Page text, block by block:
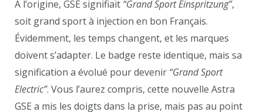
À l’origine, GSE signifiait “Grand Sport Einspritzung”,
soit grand sport à injection en bon Français.
Évidemment, les temps changent, et les marques
doivent s’adapter. Le badge reste identique, mais sa
signification a évolué pour devenir “Grand Sport
Electric”. Vous l’aurez compris, cette nouvelle Astra
GSE a mis les doigts dans la prise, mais pas au point